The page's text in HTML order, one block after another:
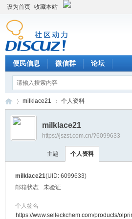
设为首页 收藏本站
便民信息 微信群 论坛
›
milklace21 个人资料
milklace21
https://jszst.com.cn/?6099633
主题 个人资料
milklace21(UID: 6099633)
邮箱状态
未验证
个人签名
https://www.selleckchem.com/products/